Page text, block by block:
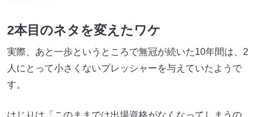
2本目のネタを変えたワケ
実際、あと一歩というところで無冠が続いた10年間は、2
人にとって小さくないプレッシャーを与えていたようで
す。